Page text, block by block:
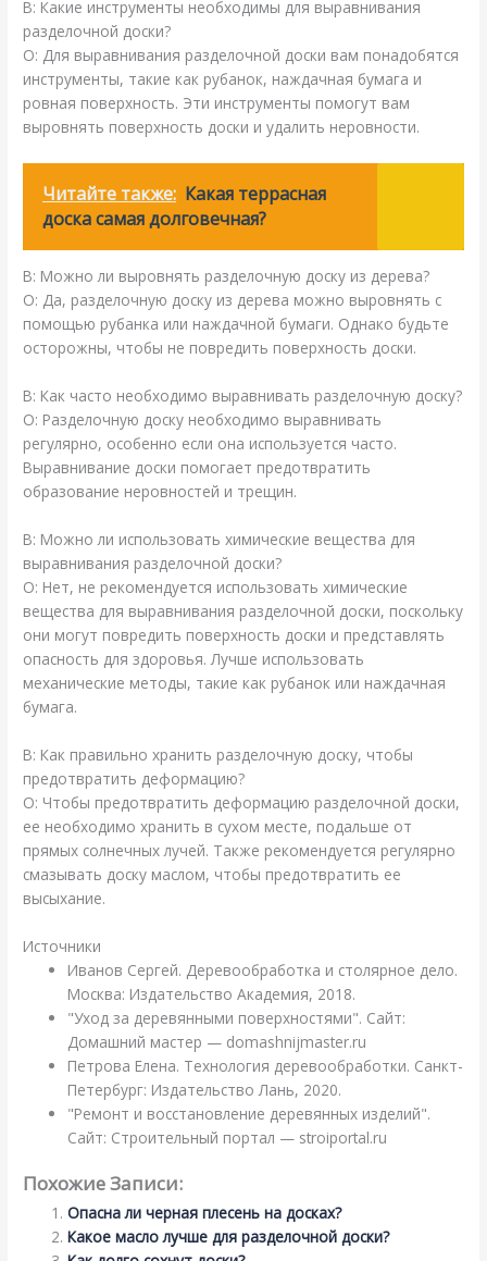
В: Какие инструменты необходимы для выравнивания
разделочной доски?
О: Для выравнивания разделочной доски вам понадобятся
инструменты, такие как рубанок, наждачная бумага и
ровная поверхность. Эти инструменты помогут вам
выровнять поверхность доски и удалить неровности.
Читайте также: Какая террасная
доска самая долговечная?
В: Можно ли выровнять разделочную доску из дерева?
О: Да, разделочную доску из дерева можно выровнять с
помощью рубанка или наждачной бумаги. Однако будьте
осторожны, чтобы не повредить поверхность доски.
В: Как часто необходимо выравнивать разделочную доску?
О: Разделочную доску необходимо выравнивать
регулярно, особенно если она используется часто.
Выравнивание доски помогает предотвратить
образование неровностей и трещин.
В: Можно ли использовать химические вещества для
выравнивания разделочной доски?
О: Нет, не рекомендуется использовать химические
вещества для выравнивания разделочной доски, поскольку
они могут повредить поверхность доски и представлять
опасность для здоровья. Лучше использовать
механические методы, такие как рубанок или наждачная
бумага.
В: Как правильно хранить разделочную доску, чтобы
предотвратить деформацию?
О: Чтобы предотвратить деформацию разделочной доски,
ее необходимо хранить в сухом месте, подальше от
прямых солнечных лучей. Также рекомендуется регулярно
смазывать доску маслом, чтобы предотвратить ее
высыхание.
Источники
Иванов Сергей. Деревообработка и столярное дело.
Москва: Издательство Академия, 2018.
"Уход за деревянными поверхностями". Сайт:
Домашний мастер — domashnijmaster.ru
Петрова Елена. Технология деревообработки. Санкт-
Петербург: Издательство Лань, 2020.
"Ремонт и восстановление деревянных изделий".
Сайт: Строительный портал — stroiportal.ru
Похожие Записи:
Опасна ли черная плесень на досках?
Какое масло лучше для разделочной доски?